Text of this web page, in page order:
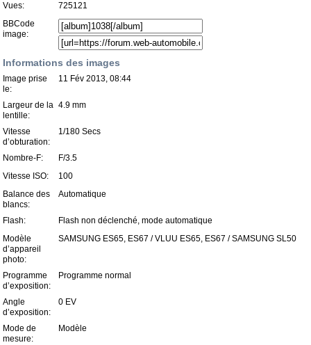
Vues:
725121
BBCode
image:
Informations des images
Image prise
le:
11 Fév 2013, 08:44
Largeur de la
lentille:
4.9 mm
Vitesse
d’obturation:
1/180 Secs
Nombre-F:
F/3.5
Vitesse ISO:
100
Balance des
blancs:
Automatique
Flash:
Flash non déclenché, mode automatique
Modèle
d’appareil
photo:
SAMSUNG ES65, ES67 / VLUU ES65, ES67 / SAMSUNG SL50
Programme
d’exposition:
Programme normal
Angle
d’exposition:
0 EV
Mode de
mesure:
Modèle